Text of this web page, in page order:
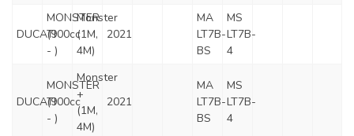
DUCATI
MONSTER
(900cc
- )
Monster
(1M,
4M)
2021
MA
LT7B-
BS
MS
LT7B-
4
DUCATI
MONSTER
(900cc
- )
Monster
+
(1M,
4M)
2021
MA
LT7B-
BS
MS
LT7B-
4